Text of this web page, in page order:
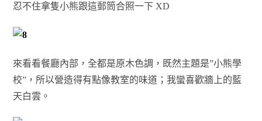
忍不住拿隻小熊跟這郵筒合照一下 XD
來看看餐廳內部，全都是原木色調，既然主題是”小熊學
校”，所以營造得有點像教室的味道；我蠻喜歡牆上的藍
天白雲。